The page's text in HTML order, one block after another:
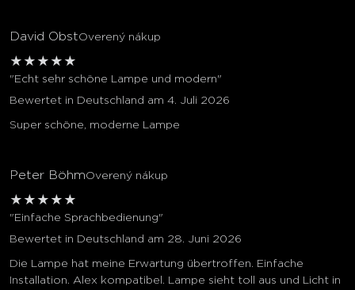
David ObstOverený nákup
★ ★ ★ ★ ★
"Echt sehr schöne Lampe und modern"
Bewertet in Deutschland am 4. Juli 2026
Super schöne, moderne Lampe
Peter BöhmOverený nákup
★ ★ ★ ★ ★
"Einfache Sprachbedienung"
Bewertet in Deutschland am 28. Juni 2026
Die Lampe hat meine Erwartung übertroffen. Einfache
Installation. Alex kompatibel. Lampe sieht toll aus und Licht in